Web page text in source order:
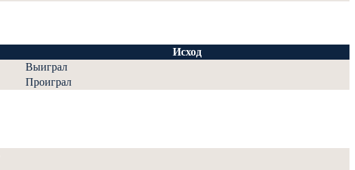
Исход
Выиграл
Проиграл